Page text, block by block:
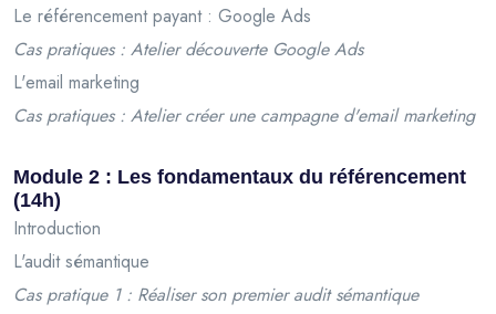
Le référencement payant : Google Ads
Cas pratiques : Atelier découverte Google Ads
L'email marketing
Cas pratiques : Atelier créer une campagne d'email marketing
Module 2 : Les fondamentaux du référencement
(14h)
Introduction
L'audit sémantique
Cas pratique 1 : Réaliser son premier audit sémantique